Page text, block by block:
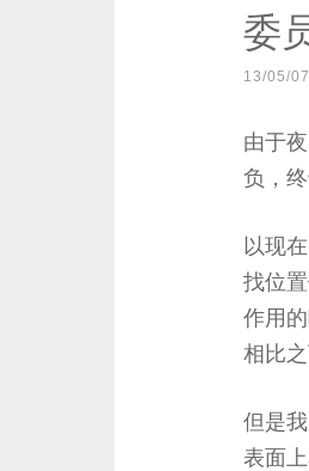
委
13/05/07
由于
负，
以现
找位
作用的
相比
但是
表面